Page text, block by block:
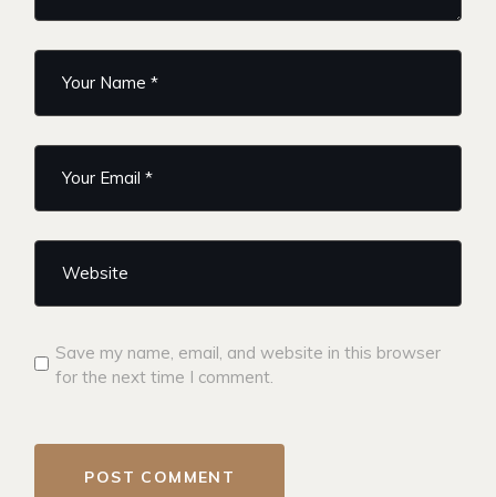
Save my name, email, and website in this browser
for the next time I comment.
POST COMMENT